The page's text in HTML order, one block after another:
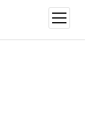
Menü
öffnen